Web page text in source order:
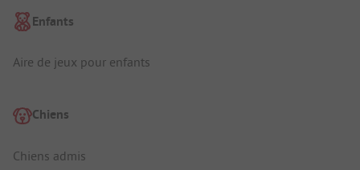
Enfants
Aire de jeux pour enfants
Chiens
Chiens admis